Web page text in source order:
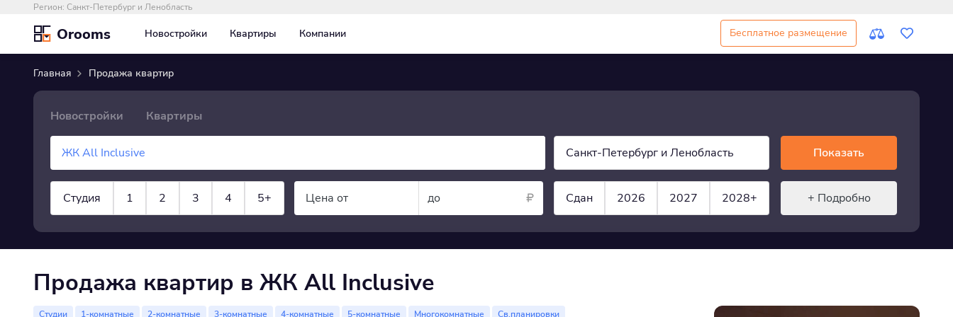
Регион: Санкт-Петербург и Ленобласть
Orooms Новостройки Квартиры Компании Бесплатное размещение
Главная Продажа квартир
Новостройки Квартиры
Санкт-Петербург и Ленобласть
Студия 1 2 3 4 5+ Цена от до Сдан 2026 2027 2028+
Показать
+ Подробно
×
Продажа квартир в ЖК All Inclusive
Студии 1-комнатные 2-комнатные 3-комнатные 4-комнатные 5-комнатные Многокомнатные Св.планировки